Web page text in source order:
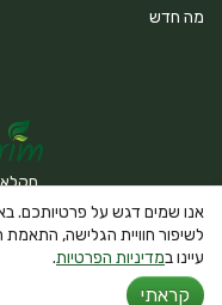
מה חדש
Powered By Farmerim
אנו שמים דגש על פרטיותכם.
לשיפור חוויית הגלישה, התאמת
עיינו במדיניות הפרטיות.
קראתי